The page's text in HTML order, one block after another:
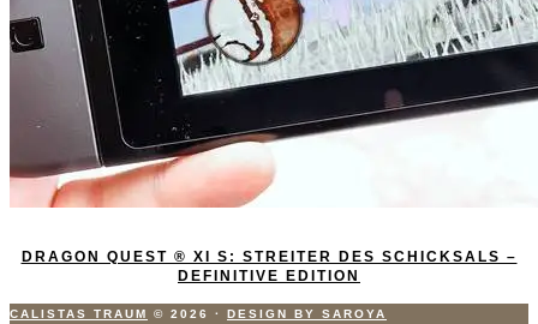
DRAGON QUEST ® XI S: STREITER DES SCHICKSALS –
DEFINITIVE EDITION
CALISTAS TRAUM © 2026 · DESIGN BY SAROYA